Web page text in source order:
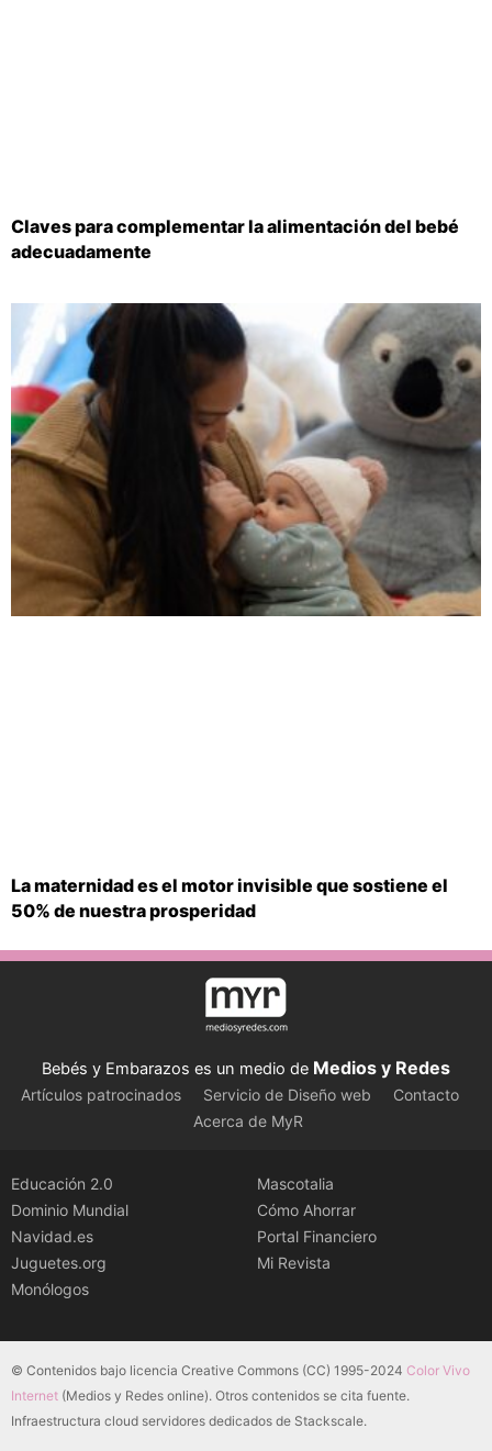
Claves para complementar la alimentación del bebé
adecuadamente
La maternidad es el motor invisible que sostiene el
50% de nuestra prosperidad
Bebés y Embarazos es un medio de Medios y Redes
Artículos patrocinados Servicio de Diseño web
Contacto
Acerca de MyR
Educación 2.0
Dominio Mundial
Navidad.es
Juguetes.org
Monólogos
Mascotalia
Cómo Ahorrar
Portal Financiero
Mi Revista
© Contenidos bajo licencia Creative Commons (CC) 1995-2024 Color Vivo
Internet (Medios y Redes online). Otros contenidos se cita fuente.
Infraestructura cloud servidores dedicados de Stackscale.